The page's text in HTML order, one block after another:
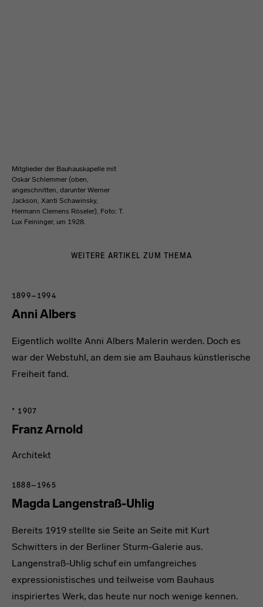
Mitglieder der Bauhauskapelle mit
Oskar Schlemmer (oben,
angeschnitten, darunter Werner
Jackson, Xanti Schawinsky,
Hermann Clemens Röseler), Foto: T.
Lux Feininger, um 1928.
WEITERE ARTIKEL ZUM THEMA
Anni Albers
1899–1994
Eigentlich wollte Anni Albers Malerin werden. Doch es
war der Webstuhl, an dem sie am Bauhaus künstlerische
Freiheit fand.
Franz Arnold
* 1907
Architekt
Magda Langenstraß-Uhlig
1888–1965
Bereits 1919 stellte sie Seite an Seite mit Kurt
Schwitters in der Berliner Sturm-Galerie aus.
Langenstraß-Uhlig schuf ein umfangreiches
expressionistisches und teilweise vom Bauhaus
inspiriertes Werk, das heute nur noch wenige kennen.